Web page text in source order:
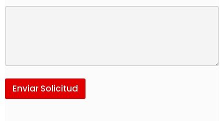
Enviar Solicitud